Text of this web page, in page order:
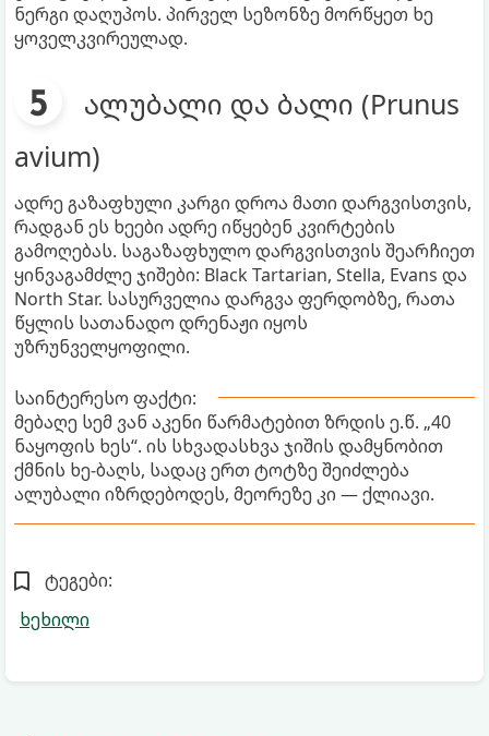
ნერგი დაღუპოს. პირველ სეზონზე მორწყეთ ხე
ყოველკვირეულად.
ალუბალი და ბალი (Prunus
avium)
ადრე გაზაფხული კარგი დროა მათი დარგვისთვის,
რადგან ეს ხეები ადრე იწყებენ კვირტების
გამოღებას. საგაზაფხულო დარგვისთვის შეარჩიეთ
ყინვაგამძლე ჯიშები: Black Tartarian, Stella, Evans და
North Star. სასურველია დარგვა ფერდობზე, რათა
წყლის სათანადო დრენაჟი იყოს
უზრუნველყოფილი.
საინტერესო ფაქტი:
მებაღე სემ ვან აკენი წარმატებით ზრდის ე.წ. „40
ნაყოფის ხეს“. ის სხვადასხვა ჯიშის დამყნობით
ქმნის ხე-ბაღს, სადაც ერთ ტოტზე შეიძლება
ალუბალი იზრდებოდეს, მეორეზე კი — ქლიავი.
ტეგები:
ხეხილი